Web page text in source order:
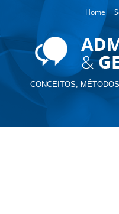
Home
CONCEITOS,